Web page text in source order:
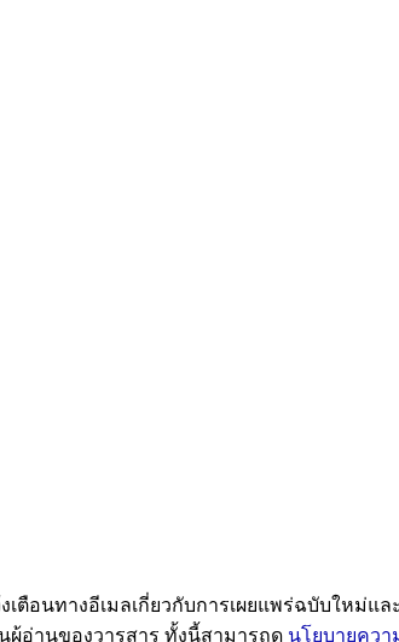
ตือนทางอีเมลเกี่ยวกับการเผยแพร่ฉบับใหม่แล
อ่านของวารสาร ทั้งนี้สามารถดู นโยบายควา